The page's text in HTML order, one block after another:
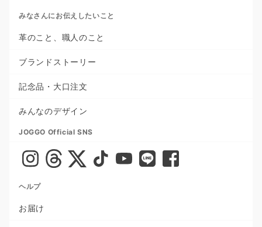
みなさんにお伝えしたいこと
革のこと、職人のこと
ブランドストーリー
記念品・大口注文
みんなのデザイン
JOGGO Official SNS
ヘルプ
お届け